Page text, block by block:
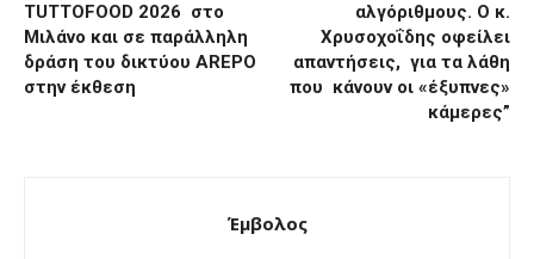
TUTTOFOOD 2026 στο
Μιλάνο και σε παράλληλη
δράση του δικτύου AREPO
στην έκθεση
αλγόριθμους. Ο κ.
Χρυσοχοΐδης οφείλει
απαντήσεις, για τα λάθη
που κάνουν οι «έξυπνες»
κάμερες”
Έμβολος